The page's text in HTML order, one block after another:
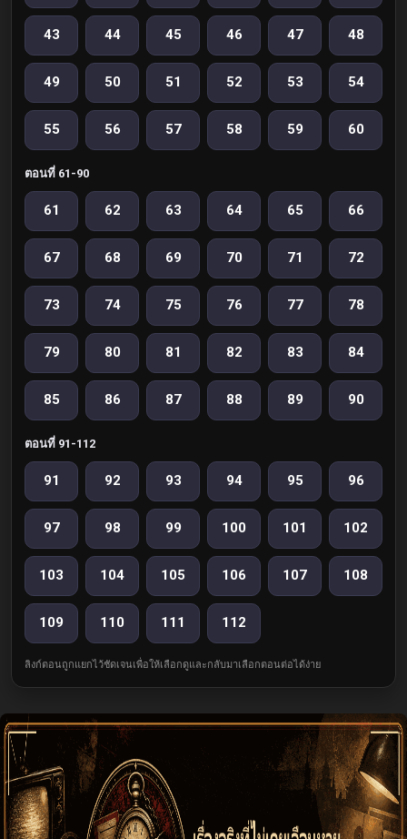
43 44 45 46 47 48
49 50 51 52 53 54
55 56 57 58 59 60
ตอนที่ 61-90
61 62 63 64 65 66
67 68 69 70 71 72
73 74 75 76 77 78
79 80 81 82 83 84
85 86 87 88 89 90
ตอนที่ 91-112
91 92 93 94 95 96
97 98 99 100 101 102
103 104 105 106 107 108
109 110 111 112
ลิงก์ตอนถูกแยกไว้ชัดเจนเพื่อให้เลือกดูและกลับมาเลือกตอนต่อได้ง่าย